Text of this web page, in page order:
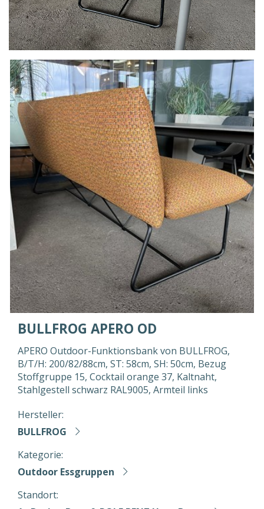
BULLFROG APERO OD
APERO Outdoor-Funktionsbank von BULLFROG,
B/T/H: 200/82/88cm, ST: 58cm, SH: 50cm, Bezug
Stoffgruppe 15, Cocktail orange 37, Kaltnaht,
Stahlgestell schwarz RAL9005, Armteil links
Hersteller:
BULLFROG
Kategorie:
Outdoor Essgruppen
Standort: